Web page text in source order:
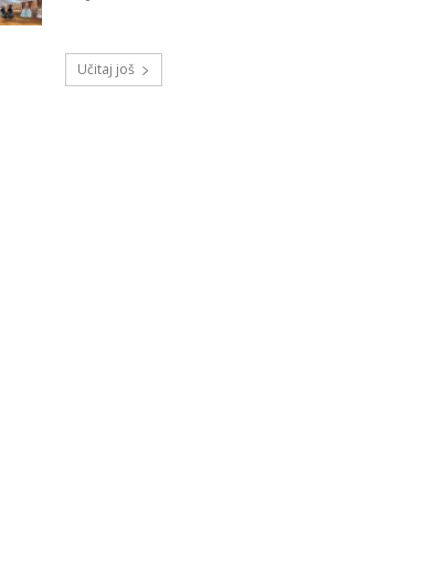
Učitaj još